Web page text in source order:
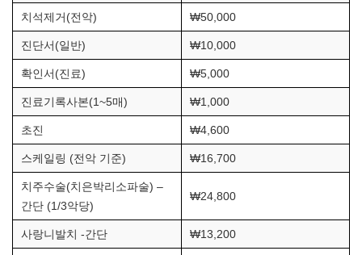
치석제거(전악) ₩50,000
진단서(일반) ₩10,000
확인서(진료) ₩5,000
진료기록사본(1~5매) ₩1,000
초진 ₩4,600
스케일링 (전악 기준) ₩16,700
치주수술(치은박리소파술) –
간단 (1/3악당)
₩24,800
사랑니발치 -간단 ₩13,200